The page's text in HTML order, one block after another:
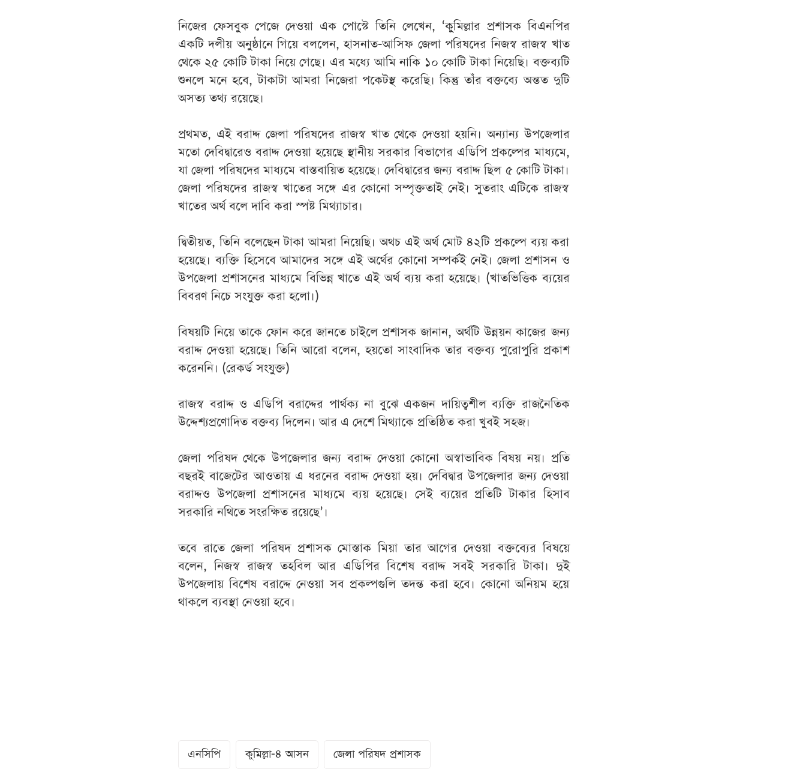
নিজের ফেসবুক পেজে দেওয়া এক পোস্টে তিনি লেখেন, ‘কুমিল্লার প্রশাসক বিএনপির
একটি দলীয় অনুষ্ঠানে গিয়ে বললেন, হাসনাত-আসিফ জেলা পরিষদের নিজস্ব রাজস্ব খাত
থেকে ২৫ কোটি টাকা নিয়ে গেছে। এর মধ্যে আমি নাকি ১০ কোটি টাকা নিয়েছি। বক্তব্যটি
শুনলে মনে হবে, টাকাটা আমরা নিজেরা পকেটস্থ করেছি। কিন্তু তাঁর বক্তব্যে অন্তত দুটি
অসত্য তথ্য রয়েছে।
প্রথমত, এই বরাদ্দ জেলা পরিষদের রাজস্ব খাত থেকে দেওয়া হয়নি। অন্যান্য উপজেলার
মতো দেবিদ্বারেও বরাদ্দ দেওয়া হয়েছে স্থানীয় সরকার বিভাগের এডিপি প্রকল্পের মাধ্যমে,
যা জেলা পরিষদের মাধ্যমে বাস্তবায়িত হয়েছে। দেবিদ্বারের জন্য বরাদ্দ ছিল ৫ কোটি টাকা।
জেলা পরিষদের রাজস্ব খাতের সঙ্গে এর কোনো সম্পৃক্ততাই নেই। সুতরাং এটিকে রাজস্ব
খাতের অর্থ বলে দাবি করা স্পষ্ট মিথ্যাচার।
দ্বিতীয়ত, তিনি বলেছেন টাকা আমরা নিয়েছি। অথচ এই অর্থ মোট ৪২টি প্রকল্পে ব্যয় করা
হয়েছে। ব্যক্তি হিসেবে আমাদের সঙ্গে এই অর্থের কোনো সম্পর্কই নেই। জেলা প্রশাসন ও
উপজেলা প্রশাসনের মাধ্যমে বিভিন্ন খাতে এই অর্থ ব্যয় করা হয়েছে। (খাতভিত্তিক ব্যয়ের
বিবরণ নিচে সংযুক্ত করা হলো।)
বিষয়টি নিয়ে তাকে ফোন করে জানতে চাইলে প্রশাসক জানান, অর্থটি উন্নয়ন কাজের জন্য
বরাদ্দ দেওয়া হয়েছে। তিনি আরো বলেন, হয়তো সাংবাদিক তার বক্তব্য পুরোপুরি প্রকাশ
করেননি। (রেকর্ড সংযুক্ত)
রাজস্ব বরাদ্দ ও এডিপি বরাদ্দের পার্থক্য না বুঝে একজন দায়িত্বশীল ব্যক্তি রাজনৈতিক
উদ্দেশ্যপ্রণোদিত বক্তব্য দিলেন। আর এ দেশে মিথ্যাকে প্রতিষ্ঠিত করা খুবই সহজ।
জেলা পরিষদ থেকে উপজেলার জন্য বরাদ্দ দেওয়া কোনো অস্বাভাবিক বিষয় নয়। প্রতি
বছরই বাজেটের আওতায় এ ধরনের বরাদ্দ দেওয়া হয়। দেবিদ্বার উপজেলার জন্য দেওয়া
বরাদ্দও উপজেলা প্রশাসনের মাধ্যমে ব্যয় হয়েছে। সেই ব্যয়ের প্রতিটি টাকার হিসাব
সরকারি নথিতে সংরক্ষিত রয়েছে’।
তবে রাতে জেলা পরিষদ প্রশাসক মোস্তাক মিয়া তার আগের দেওয়া বক্তব্যের বিষয়ে
বলেন, নিজস্ব রাজস্ব তহবিল আর এডিপির বিশেষ বরাদ্দ সবই সরকারি টাকা। দুই
উপজেলায় বিশেষ বরাদ্দে নেওয়া সব প্রকল্পগুলি তদন্ত করা হবে। কোনো অনিয়ম হয়ে
থাকলে ব্যবস্থা নেওয়া হবে।
এনসিপি কুমিল্লা-৪ আসন জেলা পরিষদ প্রশাসক